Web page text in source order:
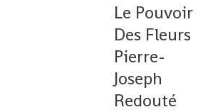
Le Pouvoir
Des Fleurs
Pierre-
Joseph
Redouté